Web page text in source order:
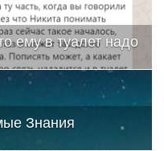
ему в туалет надо
Знания